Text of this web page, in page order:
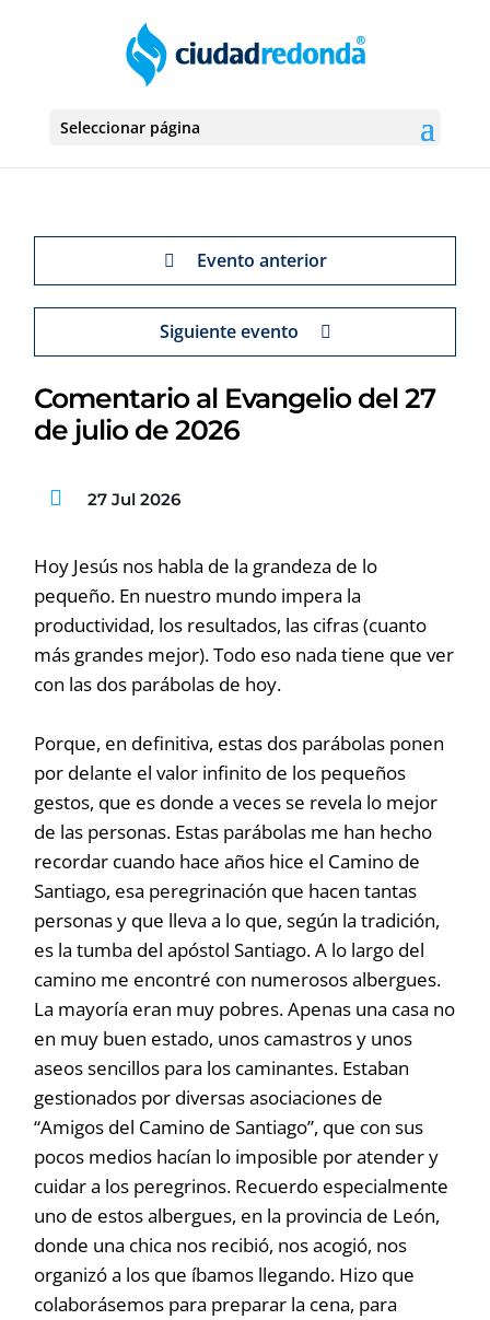
Seleccionar página
Evento anterior
Siguiente evento
Comentario al Evangelio del 27
de julio de 2026
27 Jul 2026
Hoy Jesús nos habla de la grandeza de lo
pequeño. En nuestro mundo impera la
productividad, los resultados, las cifras (cuanto
más grandes mejor). Todo eso nada tiene que ver
con las dos parábolas de hoy.
Porque, en definitiva, estas dos parábolas ponen
por delante el valor infinito de los pequeños
gestos, que es donde a veces se revela lo mejor
de las personas. Estas parábolas me han hecho
recordar cuando hace años hice el Camino de
Santiago, esa peregrinación que hacen tantas
personas y que lleva a lo que, según la tradición,
es la tumba del apóstol Santiago. A lo largo del
camino me encontré con numerosos albergues.
La mayoría eran muy pobres. Apenas una casa no
en muy buen estado, unos camastros y unos
aseos sencillos para los caminantes. Estaban
gestionados por diversas asociaciones de
“Amigos del Camino de Santiago”, que con sus
pocos medios hacían lo imposible por atender y
cuidar a los peregrinos. Recuerdo especialmente
uno de estos albergues, en la provincia de León,
donde una chica nos recibió, nos acogió, nos
organizó a los que íbamos llegando. Hizo que
colaborásemos para preparar la cena, para